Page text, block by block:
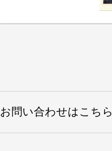
お問い合わせはこちら